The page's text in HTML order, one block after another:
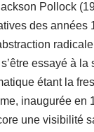
Pollock
des années
essayé à
étant la
inaugurée en
une visibilité